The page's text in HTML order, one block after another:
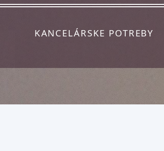
KANCELÁRSKE POTREBY